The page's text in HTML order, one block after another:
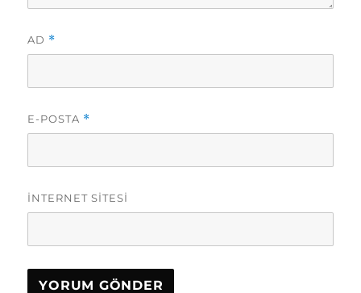
AD *
E-POSTA *
İNTERNET SITESI